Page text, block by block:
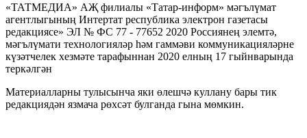
«ТАТМЕДИА» АҖ филиалы «Татар-информ» мәгълүмат
агентлыгының Интертат республика электрон газетасы
редакциясе» ЭЛ № ФС 77 - 77652 2020 Россиянең элемтә,
мәгълүмати технологияләр һәм гаммәви коммуникацияләрне
күзәтчелек хезмәте тарафыннан 2020 елның 17 гыйнварында
теркәлгән
Материалларны тулысынча яки өлешчә куллану бары тик
редакциядән язмача рөхсәт булганда гына мөмкин.